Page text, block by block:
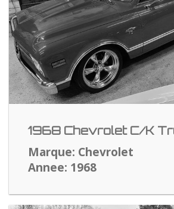
1968 Chevrolet C/K
Marque: Chevrolet
Annee: 1968